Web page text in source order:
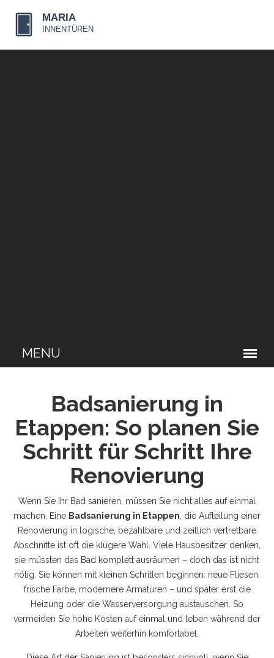
Badsanierung in
Etappen: So planen Sie
Schritt für Schritt Ihre
Renovierung
Wenn Sie Ihr Bad sanieren, müssen Sie nicht alles auf einmal
machen. Eine Badsanierung in Etappen die Aufteilung einer
Renovierung in logische, bezahlbare und zeitlich vertretbare
Abschnitte ist oft die klügere Wahl. Viele Hausbesitzer denken,
sie müssten das Bad komplett ausräumen – doch das ist nicht
nötig. Sie können mit kleinen Schritten beginnen: neue Fliesen,
frische Farbe, modernere Armaturen – und später erst die
Heizung oder die Wasserversorgung austauschen. So
vermeiden Sie hohe Kosten auf einmal und leben während der
Arbeiten weiterhin komfortabel.